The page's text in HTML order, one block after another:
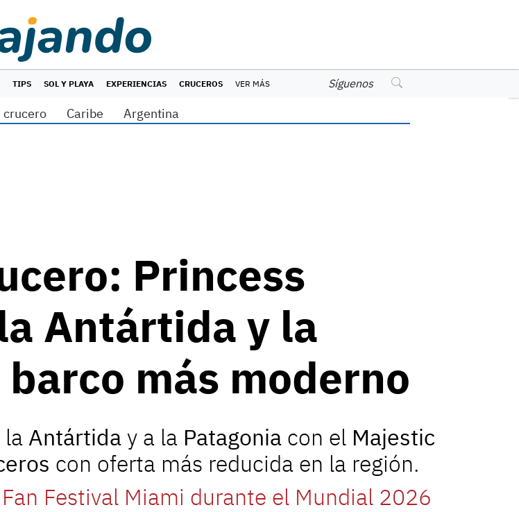
TIPS SOL Y PLAYA EXPERIENCIAS CRUCEROS VER MÁS Síguenos
crucero Caribe Argentina
Princess
Antártida y la
más moderno
laAntártiday a la Patagonia con el Majestic
con oferta más reducida en la región.
Festival Miami durante el Mundial 2026